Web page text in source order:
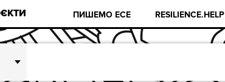
ПИШЕМО ЕСЕ RESILIENCE.HELP